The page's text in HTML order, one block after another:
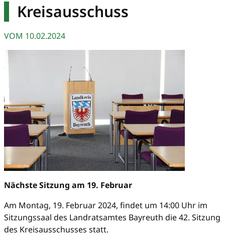
Kreisausschuss
VOM 10.02.2024
Nächste Sitzung am 19. Februar
Am Montag, 19. Februar 2024, findet um 14:00 Uhr im
Sitzungssaal des Landratsamtes Bayreuth die 42. Sitzung
des Kreisausschusses statt.